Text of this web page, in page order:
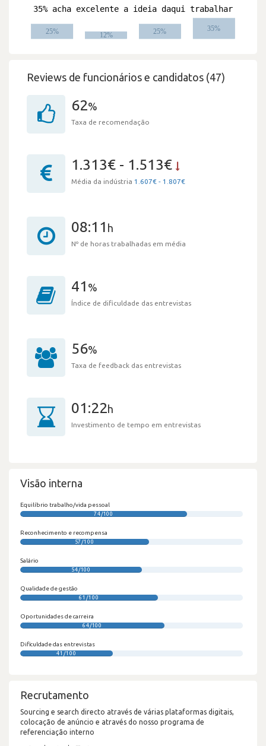
Reviews de funcionários e candidatos (47)
62%
Taxa de recomendação
1.313€ - 1.513€
Média da indústria 1.607€ - 1.807€
08:11 h
Nº de horas trabalhadas em média
41 %
Índice de dificuldade das entrevistas
56%
Taxa de feedback das entrevistas
01:22h
Investimento de tempo em entrevistas
Visão interna
Equilíbrio trabalho/vida pessoal
74/100
Reconhecimento e recompensa
57/100
Salário
54/100
Qualidade de gestão
61/100
Oportunidades de carreira
64/100
Dificuldade das entrevistas
41/100
Recrutamento
Sourcing e search directo através de várias plataformas digitais,
colocação de anúncio e através do nosso programa de
referenciação interno